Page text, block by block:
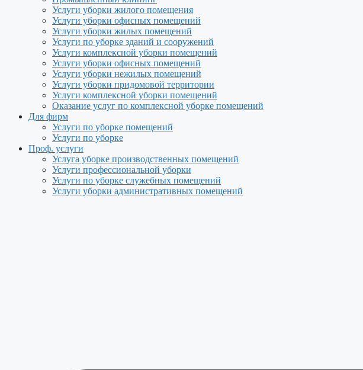
Услуги уборки жилого помещения
Услуги уборки офисных помещений
Услуги уборки жилых помещений
Услуги по уборке зданий и сооружений
Услуги комплексной уборки помещений
Услуги уборки офисных помещений
Услуги уборки нежилых помещений
Услуги уборки придомовой территории
Услуги комплексной уборки помещений
Оказание услуг по комплексной уборке помещений
Для фирм
Услуги по уборке помещений
Услуги по уборке
Проф. услуги
Услуга уборке производственных помещений
Услуги профессиональной уборки
Услуги по уборке служебных помещений
Услуги уборки административных помещений